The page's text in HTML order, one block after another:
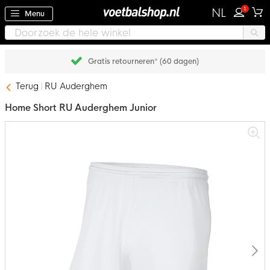
Menu NL 1
Gratis retourneren* (60 dagen)
Terug RU Auderghem
Home Short RU Auderghem Junior